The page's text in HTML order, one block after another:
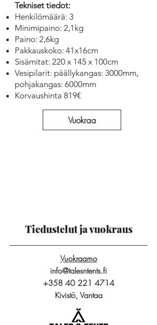
Tekniset tiedot:
Henkilömäärä: 3
Minimipaino: 2,1kg
Paino: 2,6kg
Pakkauskoko: 41x16cm
Sisämitat: 220 x 145 x 100cm
Vesipilarit: päällykangas: 3000mm,
pohjakangas: 6000mm
Korvaushinta 819€
Vuokraa
Tiedustelut ja vuokraus
Vuokraamo
info@talesntents.fi
+358 40 221 4714
Kivistö, Vantaa